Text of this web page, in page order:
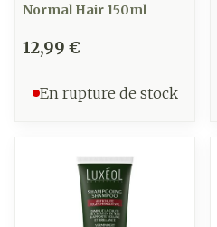
Normal Hair 150ml
12,99 €
En rupture de stock